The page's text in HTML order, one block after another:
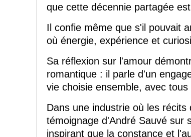
que cette décennie partagée
Il confie même que s'il pouvait
où énergie, expérience et
Sa réflexion sur l'amour
romantique : il parle d'un
vie choisie ensemble, avec
Dans une industrie où les
témoignage d'André Sauvé sur
inspirant que la constance et